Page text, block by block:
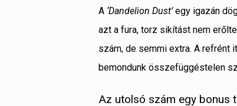
A ‘Dandelion Dust’egy igazán
azt a fura, torz sikítást nem
szám, de semmi extra. A refrént
bemondunk összefüggéstelen
Az utolsó szám egy bonus